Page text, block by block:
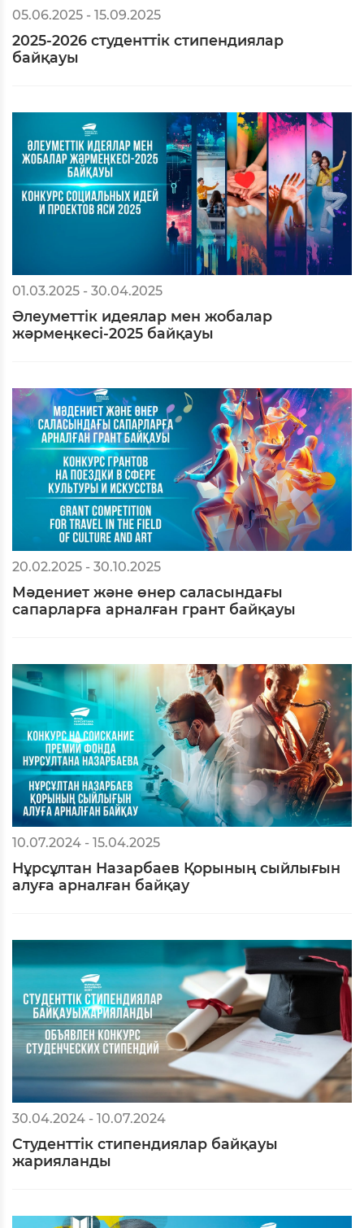
05.06.2025 - 15.09.2025
2025-2026 студенттік стипендиялар
байқауы
01.03.2025 - 30.04.2025
Әлеуметтік идеялар мен жобалар
жәрмеңкесі-2025 байқауы
20.02.2025 - 30.10.2025
Мәдениет және өнер саласындағы
сапарларға арналған грант байқауы
10.07.2024 - 15.04.2025
Нұрсұлтан Назарбаев Қорының сыйлығын
алуға арналған байқау
30.04.2024 - 10.07.2024
Студенттік стипендиялар байқауы
жарияланды